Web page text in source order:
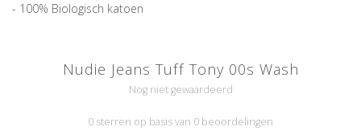
- 100% Biologisch katoen
Nudie Jeans Tuff Tony 00s Wash
Nog niet gewaardeerd
0 sterren op basis van 0 beoordelingen